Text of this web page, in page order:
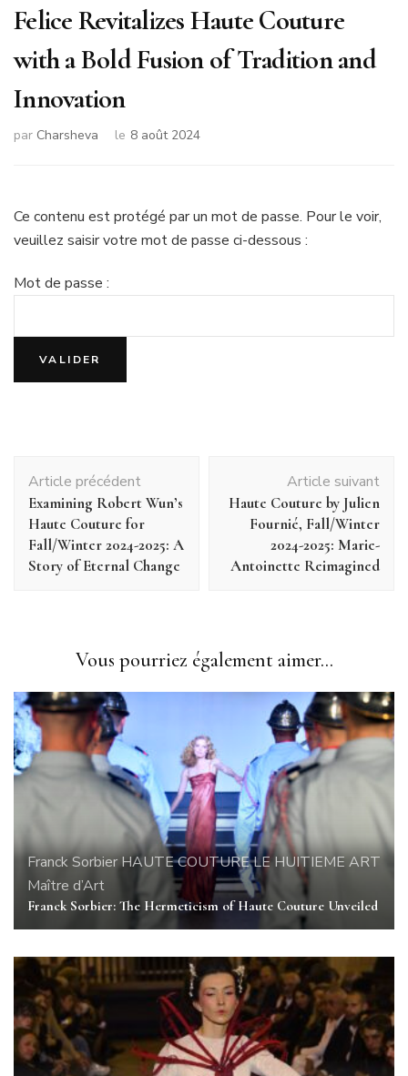
Felice Revitalizes Haute Couture
with a Bold Fusion of Tradition and
Innovation
par Charsheva le 8 août 2024
Ce contenu est protégé par un mot de passe. Pour le voir,
veuillez saisir votre mot de passe ci-dessous :
Mot de passe :
d'article
Article précédent
Examining Robert Wun’s
Haute Couture for
Fall/Winter 2024-2025: A
Story of Eternal Change
Article suivant
Haute Couture by Julien
Fournié, Fall/Winter
2024-2025: Marie-
Antoinette Reimagined
Vous pourriez également aimer...
Franck SorbierHAUTE COUTURELE HUITIEME ART
Maître d’Art
Franck Sorbier: The Hermeticism of Haute Couture Unveiled